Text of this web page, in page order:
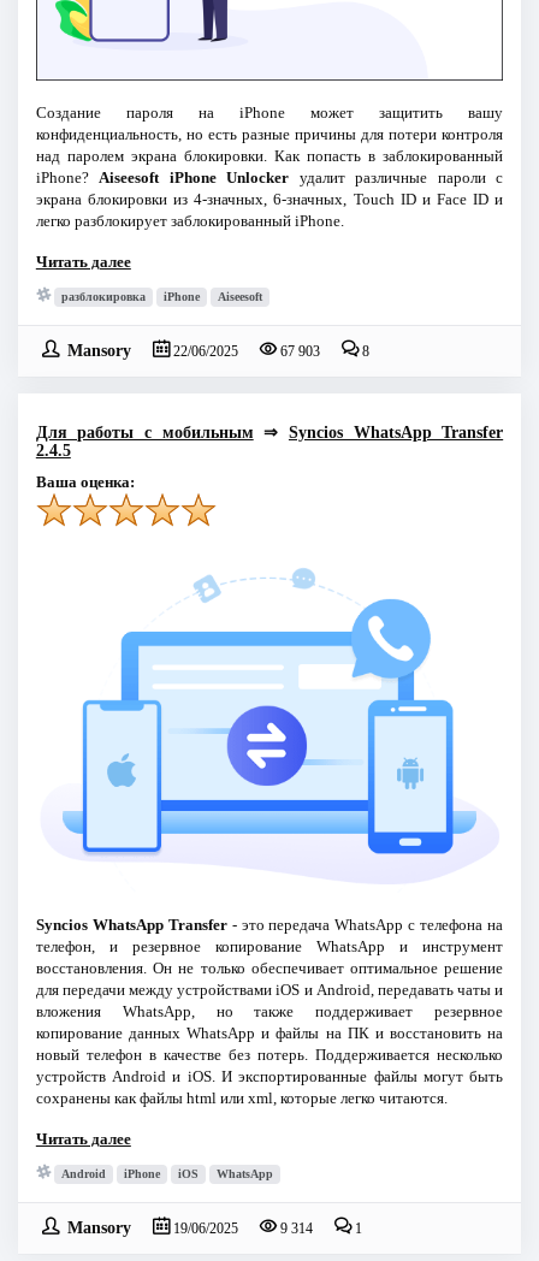
Создание пароля на iPhone может защитить вашу
конфиденциальность, но есть разные причины для потери контроля
над паролем экрана блокировки. Как попасть в заблокированный
iPhone? Aiseesoft iPhone Unlocker удалит различные пароли с
экрана блокировки из 4-значных, 6-значных, Touch ID и Face ID и
легко разблокирует заблокированный iPhone.
Читать далее
разблокировка iPhone Aiseesoft
Mansory 22/06/2025 67 903 8
Для работы с мобильным ⇒ Syncios WhatsApp Transfer
2.4.5
Ваша оценка:
Syncios WhatsApp Transfer- это передача WhatsApp с телефона на
телефон, и резервное копирование WhatsApp и инструмент
восстановления. Он не только обеспечивает оптимальное решение
для передачи между устройствами iOS и Android, передавать чаты и
вложения WhatsApp, но также поддерживает резервное
копирование данных WhatsApp и файлы на ПК и восстановить на
новый телефон в качестве без потерь. Поддерживается несколько
устройств Android и iOS. И экспортированные файлы могут быть
сохранены как файлы html или xml, которые легко читаются.
Читать далее
Android iPhone iOS WhatsApp
Mansory 19/06/2025 9 314 1